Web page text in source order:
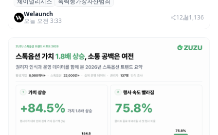
체이널리시스 “가상자산 보유자 대상 폭력
범죄 증가…상반기 탈취액 3000만 달러 돌파
Welaunch
오늘 오전 3:33
12 1,136